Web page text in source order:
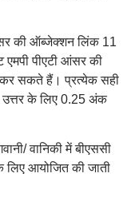
की ऑब्जेक्शन लिंक 11
पीएटी आंसर की
सकते हैं। प्रत्येक सही
उत्तर के लिए 0.25 अंक
वानिकी में बीएससी
लिए आयोजित की जाती